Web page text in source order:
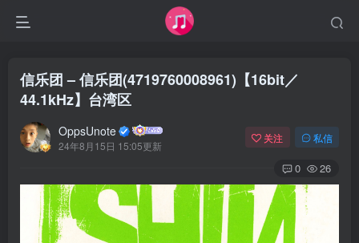
信乐团 – 信乐团(4719760008961)【16bit／
44.1kHz】台湾区
OppsUnote
24年8月15日 15:05更新
关注 私信
0 26